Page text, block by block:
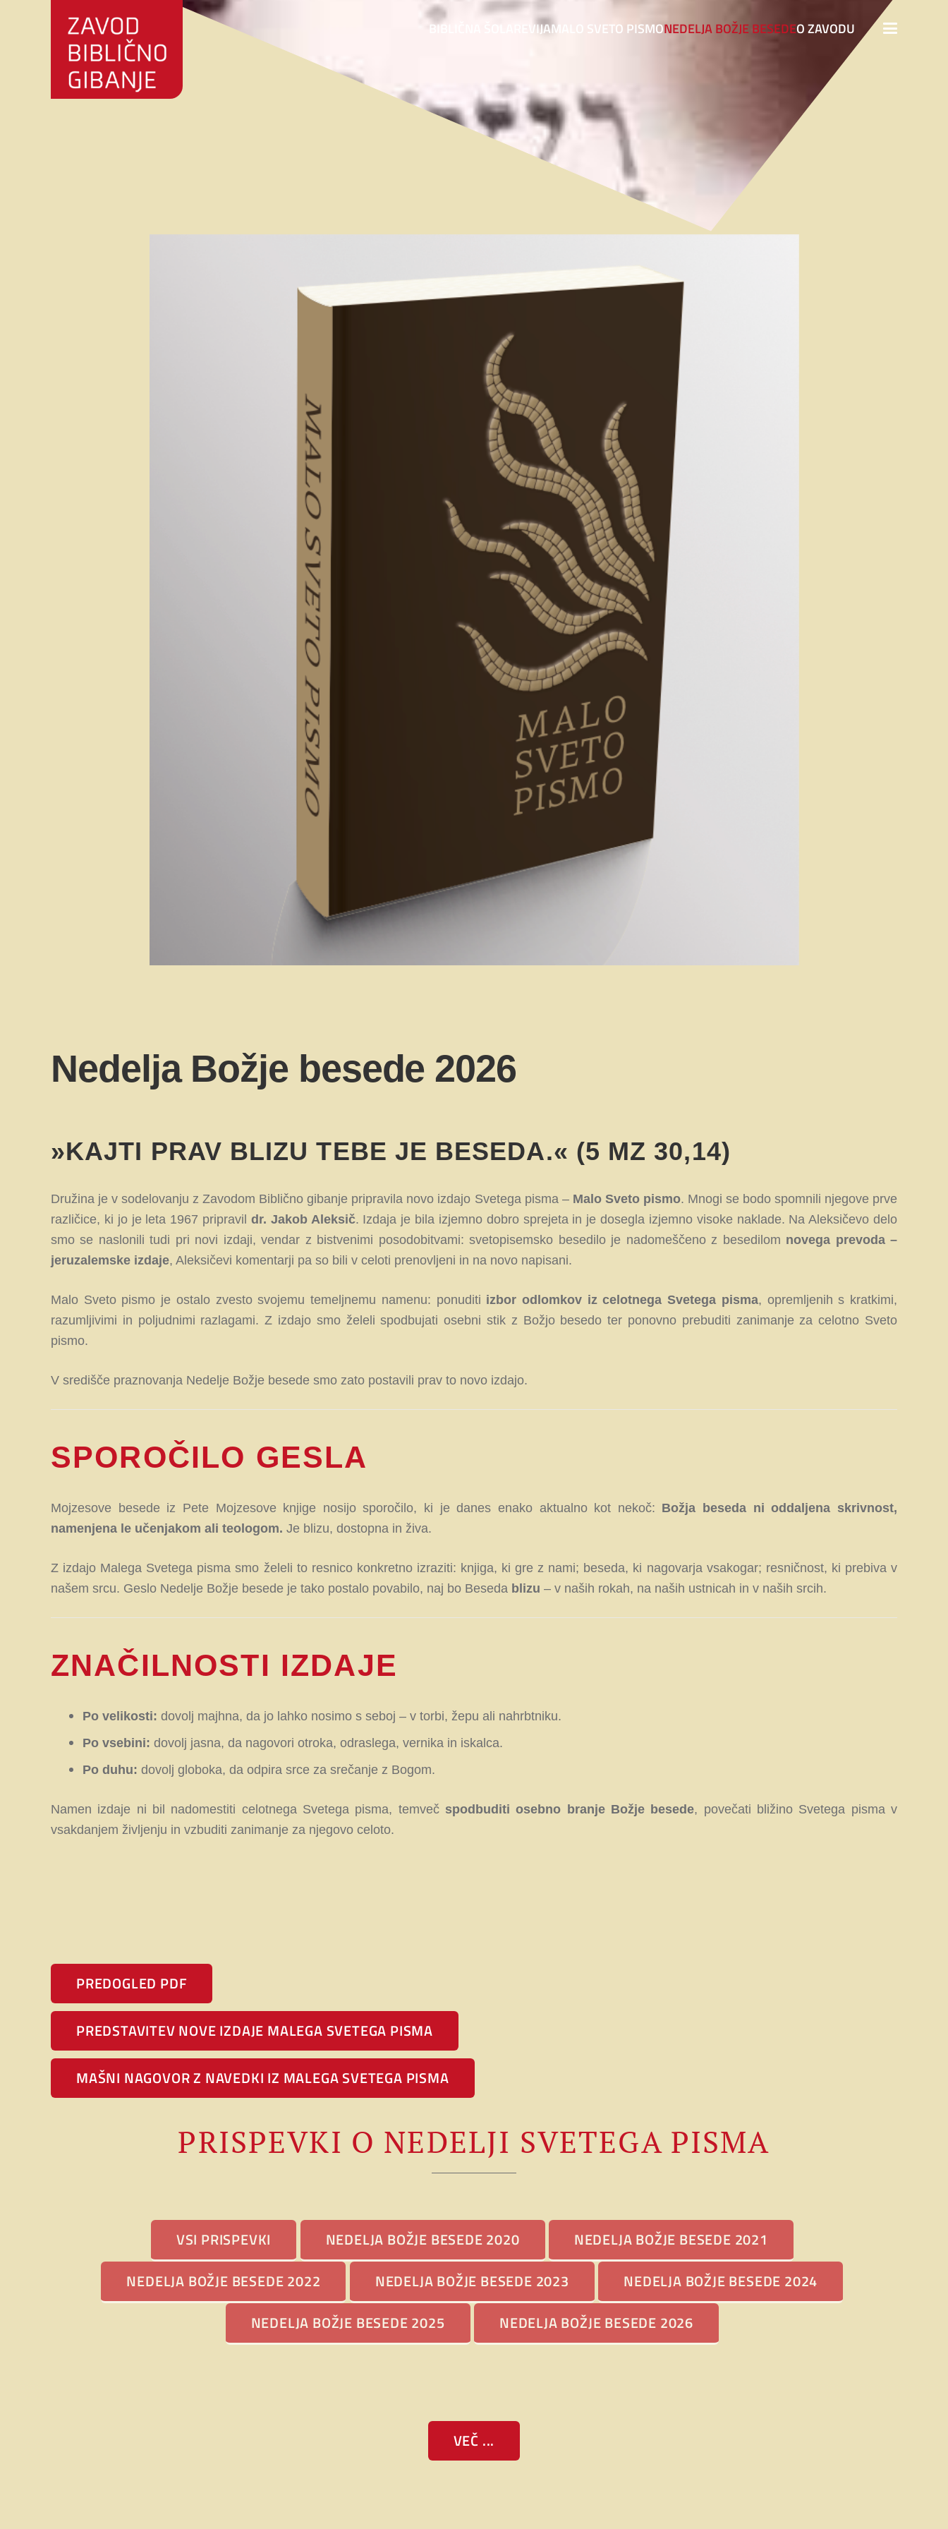
BIBLIČNA ŠOLA REVIJAMALO SVETO PISMONEDELJA BOŽJE BESEDEO ZAVODU
Nedelja Božje besede 2026
»KAJTI PRAV BLIZU TEBE JE BESEDA.« (5 MZ 30,14)
Družina je v sodelovanju z Zavodom Biblično gibanje pripravila novo izdajo Svetega pisma – Malo Sveto pismo. Mnogi se bodo spomnili njegove prve
različice, ki jo je leta 1967 pripravil dr. Jakob Aleksič. Izdaja je bila izjemno dobro sprejeta in je dosegla izjemno visoke naklade. Na Aleksičevo delo
smo se naslonili tudi pri novi izdaji, vendar z bistvenimi posodobitvami: svetopisemsko besedilo je nadomeščeno z besedilom novega prevoda –
jeruzalemske izdaje, Aleksičevi komentarji pa so bili v celoti prenovljeni in na novo napisani.
Malo Sveto pismo je ostalo zvesto svojemu temeljnemu namenu: ponuditi izbor odlomkov iz celotnega Svetega pisma, opremljenih s kratkimi,
razumljivimi in poljudnimi razlagami. Z izdajo smo želeli spodbujati osebni stik z Božjo besedo ter ponovno prebuditi zanimanje za celotno Sveto
pismo.
V središče praznovanja Nedelje Božje besede smo zato postavili prav to novo izdajo.
SPOROČILO GESLA
Mojzesove besede iz Pete Mojzesove knjige nosijo sporočilo, ki je danes enako aktualno kot nekoč: Božja beseda ni oddaljena skrivnost,
namenjena le učenjakom ali teologom. Je blizu, dostopna in živa.
Z izdajo Malega Svetega pisma smo želeli to resnico konkretno izraziti: knjiga, ki gre z nami; beseda, ki nagovarja vsakogar; resničnost, ki prebiva v
našem srcu. Geslo Nedelje Božje besede je tako postalo povabilo, naj bo Beseda blizu – v naših rokah, na naših ustnicah in v naših srcih.
ZNAČILNOSTI IZDAJE
Po velikosti: dovolj majhna, da jo lahko nosimo s seboj – v torbi, žepu ali nahrbtniku.
Po vsebini: dovolj jasna, da nagovori otroka, odraslega, vernika in iskalca.
Po duhu: dovolj globoka, da odpira srce za srečanje z Bogom.
Namen izdaje ni bil nadomestiti celotnega Svetega pisma, temveč spodbuditi osebno branje Božje besede, povečati bližino Svetega pisma v
vsakdanjem življenju in vzbuditi zanimanje za njegovo celoto.
PREDOGLED PDF
PREDSTAVITEV NOVE IZDAJE MALEGA SVETEGA PISMA
MAŠNI NAGOVOR Z NAVEDKI IZ MALEGA SVETEGA PISMA
PRISPEVKI O NEDELJI SVETEGA PISMA
VSI PRISPEVKI NEDELJA BOŽJE BESEDE 2020
NEDELJA BOŽJE BESEDE 2021
NEDELJA BOŽJE BESEDE 2022
NEDELJA BOŽJE BESEDE 2023
NEDELJA BOŽJE BESEDE 2024
NEDELJA BOŽJE BESEDE 2025
NEDELJA BOŽJE BESEDE 2026
NEDELJA BOŽJE
PRAZNOVANJE
NEDELJE BOŽJE
BESEDE V CELJSKI
ŠKOFIJI –
POSTAVITEV V
SLUŽBO BRALCA
NEDELJA BOŽJE
BESEDE 2025
LITURGIČNI IN
PASTORALNI
PRIROČNIK ZA
PRAZNOVANJE
NEDELJE BOŽJE
VEČ ...